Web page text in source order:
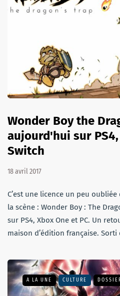
Wonder Boy the
aujourd'hui sur
Switch
18 avril 2017
C’est une licence un peu
la scène : Wonder Boy : The
sur PS4, Xbox One et PC. Un
maison d’édition française.
A LA UNE CULTURE